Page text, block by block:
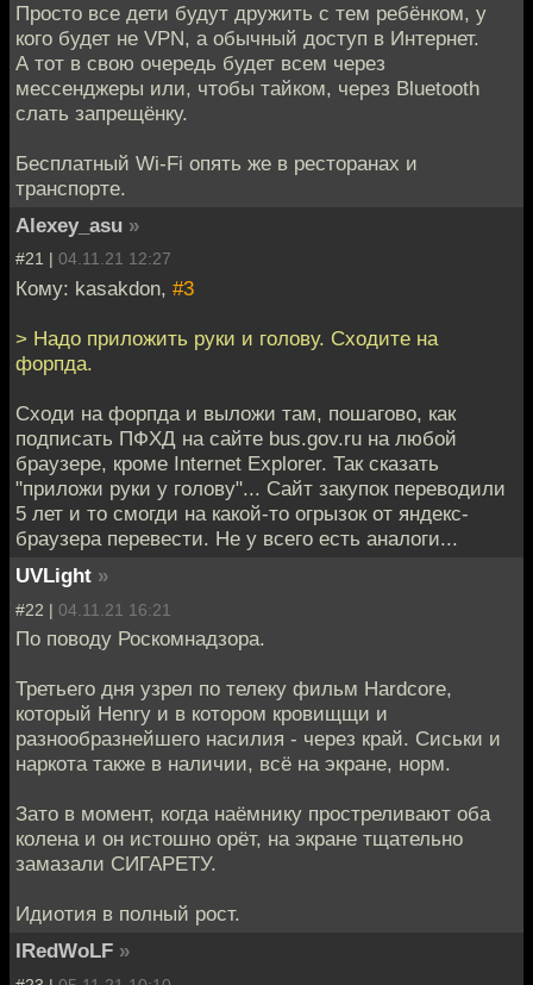
Просто все дети будут дружить с тем ребёнком, у
кого будет не VPN, а обычный доступ в Интернет.
А тот в свою очередь будет всем через
мессенджеры или, чтобы тайком, через Bluеtooth
слать запрещёнку.
Бесплатный Wi-Fi опять же в ресторанах и
транспорте.
Alexey_asu »
#21 | 04.11.21 12:27
Кому: kasakdon, #3
> Надо приложить руки и голову. Сходите на
форпда.
Сходи на форпда и выложи там, пошагово, как
подписать ПФХД на сайте bus.gov.ru на любой
браузере, кроме Internet Explorer. Так сказать
"приложи руки у голову"... Сайт закупок переводили
5 лет и то смогди на какой-то огрызок от яндекс-
браузера перевести. Не у всего есть аналоги...
UVLight »
#22 | 04.11.21 16:21
По поводу Роскомнадзора.
Третьего дня узрел по телеку фильм Hardcore,
который Henry и в котором кровищщи и
разнообразнейшего насилия - через край. Сиськи и
наркота также в наличии, всё на экране, норм.
Зато в момент, когда наёмнику простреливают оба
колена и он истошно орёт, на экране тщательно
замазали СИГАРЕТУ.
Идиотия в полный рост.
IRedWoLF »